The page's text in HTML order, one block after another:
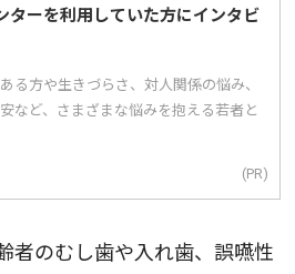
ーを利用していた方にインタビ
る方や生きづらさ、対人関係の悩み、
など、さまざまな悩みを抱える若者と
(PR)
者のむし歯や入れ歯、誤嚥性